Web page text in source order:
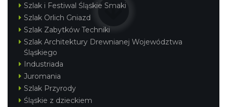
Wystawa prof. Włodzimierza
Kwiatkowskiego w Tichauer Art Gallery
2026-07-31
13.61 km
Szlak i Festiwal Śląskie Smaki
Szlak Orlich Gniazd
Szlak Zabytków Techniki
Szlak Architektury Drewnianej Województwa
Śląskiego
Industriada
Juromania
Szlak Przyrody
Śląskie z dzieckiem